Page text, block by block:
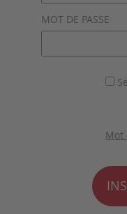
MOT DE PASSE
Mot